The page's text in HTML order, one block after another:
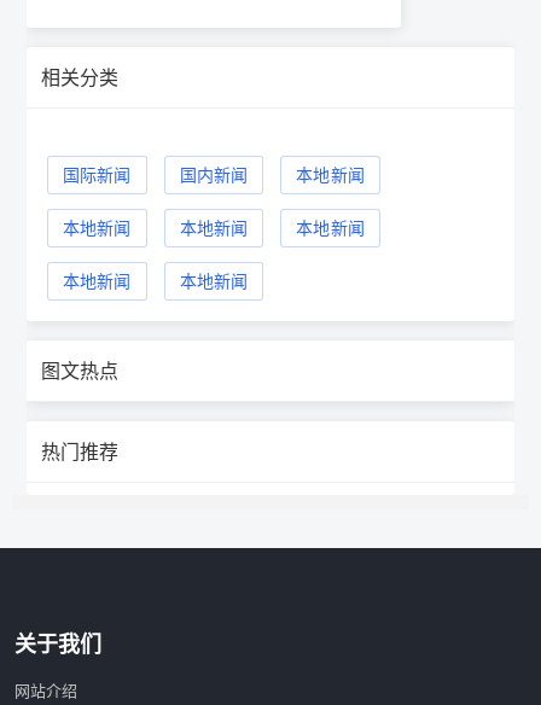
相关分类
国际新闻 国内新闻 本地新闻
本地新闻 本地新闻 本地新闻
本地新闻 本地新闻
图文热点
热门推荐
关于我们
网站介绍